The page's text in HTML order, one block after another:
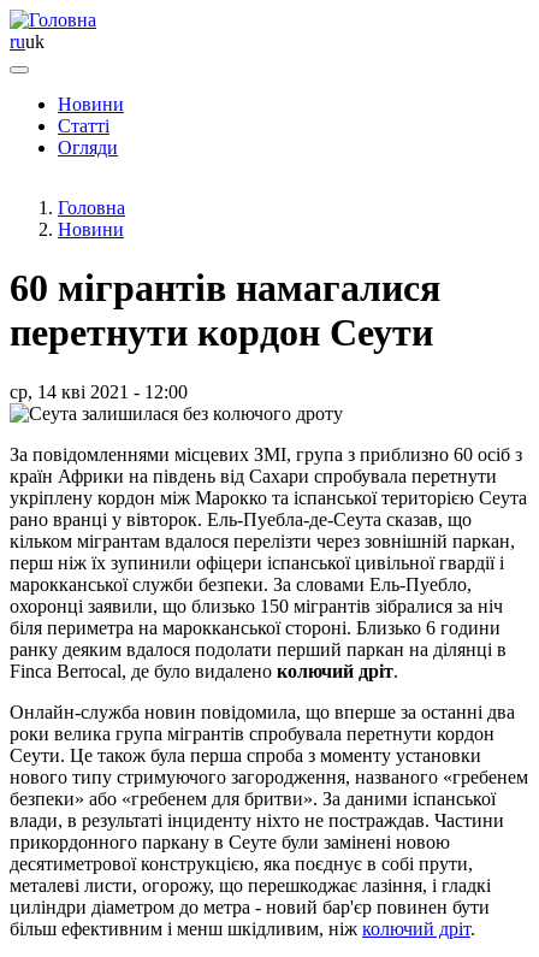
ruuk
Основная
навигация
Новини
Статті
Огляди
Головна
Новини
60 мігрантів намагалися
перетнути кордон Сеути
ср, 14 кві 2021 - 12:00
За повідомленнями місцевих ЗМІ, група з приблизно 60 осіб з
країн Африки на південь від Сахари спробувала перетнути
укріплену кордон між Марокко та іспанської територією Сеута
рано вранці у вівторок. Ель-Пуебла-де-Сеута сказав, що
кільком мігрантам вдалося перелізти через зовнішній паркан,
перш ніж їх зупинили офіцери іспанської цивільної гвардії і
марокканської служби безпеки. За словами Ель-Пуебло,
охоронці заявили, що близько 150 мігрантів зібралися за ніч
біля периметра на марокканської стороні. Близько 6 години
ранку деяким вдалося подолати перший паркан на ділянці в
Finca Berrocal, де було видалено колючий дріт.
Онлайн-служба новин повідомила, що вперше за останні два
роки велика група мігрантів спробувала перетнути кордон
Сеути. Це також була перша спроба з моменту установки
нового типу стримуючого загородження, названого «гребенем
безпеки» або «гребенем для бритви». За даними іспанської
влади, в результаті інциденту ніхто не постраждав. Частини
прикордонного паркану в Сеуте були замінені новою
десятиметрової конструкцією, яка поєднує в собі прути,
металеві листи, огорожу, що перешкоджає лазіння, і гладкі
циліндри діаметром до метра - новий бар'єр повинен бути
більш ефективним і менш шкідливим, ніж колючий дріт.